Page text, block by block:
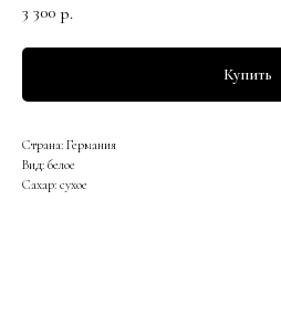
3 300 р.
Купить
Страна: Германия
Вид: белое
Сахар: сухое